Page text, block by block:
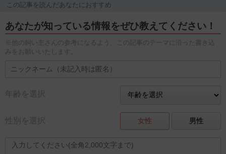
この記事を読んだあなたにおすすめ
あなたが知っている情報をぜひ教えてください！
※他の飼い主さんの参考になるよう、この記事のテーマに沿った書き込
みをお願いいたします。
年齢を選択
性別を選択 女性 男性